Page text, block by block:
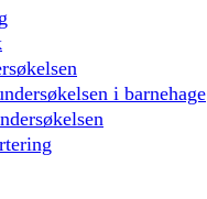
i barnehage